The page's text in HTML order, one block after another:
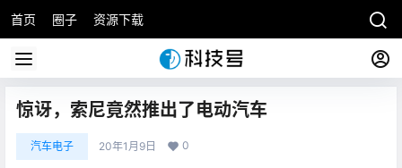
首页 圈子 资源下载
惊讶，索尼竟然推出了电动汽车
汽车电子 20年1月9日 0